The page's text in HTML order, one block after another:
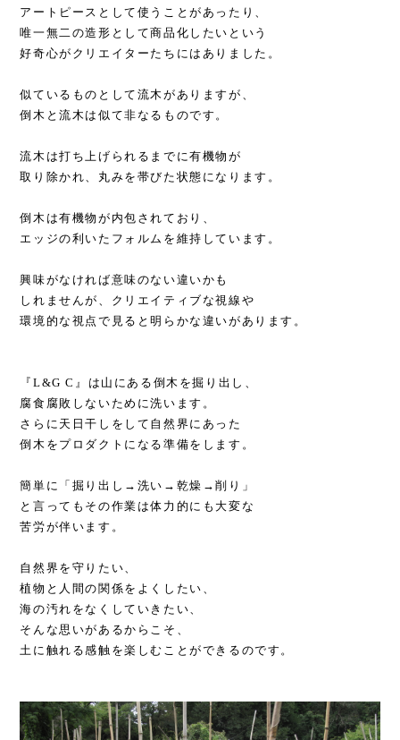
アートピースとして使うことがあったり、
唯一無二の造形として商品化したいという
好奇心がクリエイターたちにはありました。
似ているものとして流木がありますが、
倒木と流木は似て非なるものです。
流木は打ち上げられるまでに有機物が
取り除かれ、丸みを帯びた状態になります。
倒木は有機物が内包されており、
エッジの利いたフォルムを維持しています。
興味がなければ意味のない違いかも
しれませんが、クリエイティブな視線や
環境的な視点で見ると明らかな違いがあります。
『L&G C』は山にある倒木を掘り出し、
腐食腐敗しないために洗います。
さらに天日干しをして自然界にあった
倒木をプロダクトになる準備をします。
簡単に「掘り出し→洗い→乾燥→削り」
と言ってもその作業は体力的にも大変な
苦労が伴います。
自然界を守りたい、
植物と人間の関係をよくしたい、
海の汚れをなくしていきたい、
そんな思いがあるからこそ、
土に触れる感触を楽しむことができるのです。